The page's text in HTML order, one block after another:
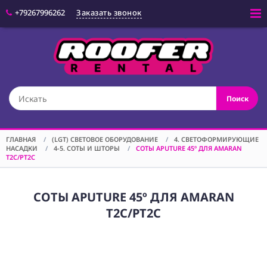
+79267996262 Заказать звонок
Поиск
(OPT) ОПТИКА
ОБОРУДОВАНИЕ
(LGT) СВЕТОВОЕ
ОБОРУДОВАНИЕ
СПЕЦЭФФЕКТЫ
ГЛАВНАЯ / (LGT) СВЕТОВОЕ ОБОРУДОВАНИЕ /
4. СВЕТОФОРМИРУЮЩИЕ
НАСАДКИ
/ 4-5. СОТЫ И ШТОРЫ /
СОТЫ APUTURE 45º ДЛЯ AMARAN
T2C/PT2C
СОТЫ APUTURE 45º ДЛЯ AMARAN
T2C/PT2C